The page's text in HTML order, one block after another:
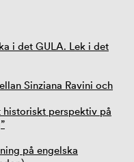
i det GULA. Lek i det
Sinziana Ravini och
historiskt perspektiv på
på engelska